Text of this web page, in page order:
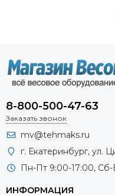
8-800-500-47-63
Заказать звонок
mv@tehmaks.ru
г. Екатеринбург, ул.
Пн-Пт 9:00-17:00,
ИНФОРМАЦИЯ